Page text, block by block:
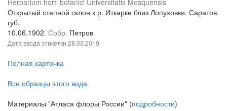
Открытый степной склон к р. Иткарке близ Лопуховки. Саратов.
губ.
10.06.1902. Собр. Петров
Дата ввода этикетки 28.03.2019
Полная карточка
Все образцы этого вида
Материалы "Атласа флоры России" (подробности)